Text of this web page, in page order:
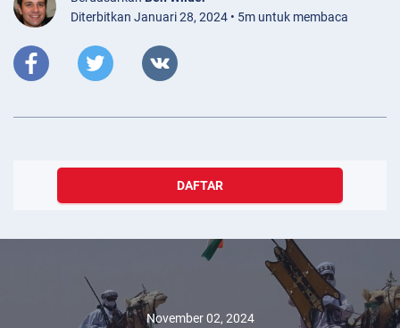
Diterbitkan Januari 28, 2024 • 5m untuk membaca
DAFTAR
November 02, 2024